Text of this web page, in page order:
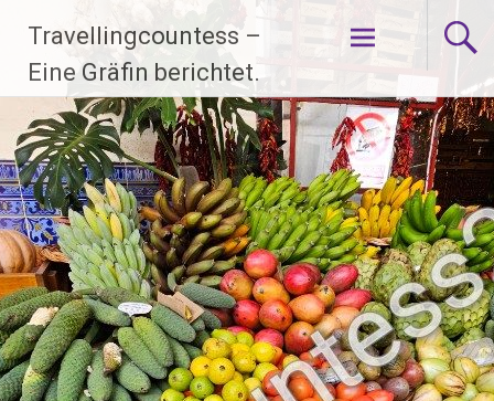
Inhalt
springen
Travellingcountess –
Eine Gräfin berichtet.